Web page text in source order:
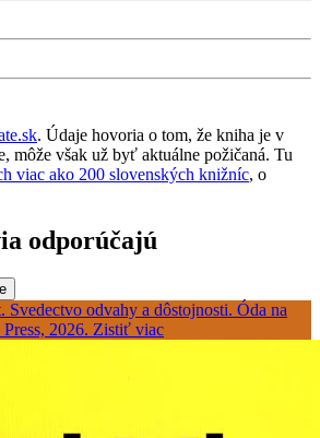
. Údaje hovoria o tom, že kniha je v
môže však už byť aktuálne požičaná. Tu
viac ako 200 slovenských knižníc, o
odporúčajú